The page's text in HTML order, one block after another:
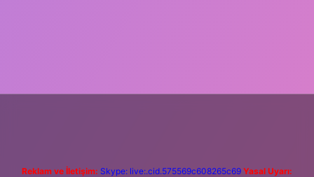
Reklam ve İletişim: Skype: live:.cid.575569c608265c69 Yasal Uyarı: